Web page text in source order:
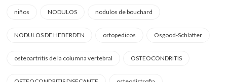
niños NODULOS nodulos de bouchard
NODULOS DE HEBERDEN ortopedicos Osgood-Schlatter
osteoartritis de la columna vertebral OSTEOCONDRITIS